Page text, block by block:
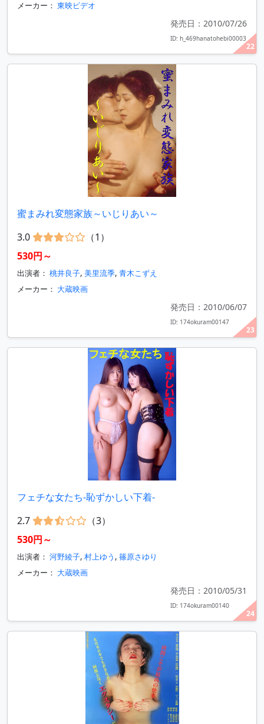
22
メーカー： 東映ビデオ
発売日：2010/07/26
ID: h_469hanatohebi00003
23
蜜まみれ変態家族～いじりあい～
3.0
（1）
530円～
出演者： 桃井良子, 美里流季, 青木こずえ
メーカー： 大蔵映画
発売日：2010/06/07
ID: 174okuram00147
24
フェチな女たち-恥ずかしい下着-
2.7
（3）
530円～
出演者： 河野綾子, 村上ゆう , 篠原さゆり
メーカー： 大蔵映画
発売日：2010/05/31
ID: 174okuram00140